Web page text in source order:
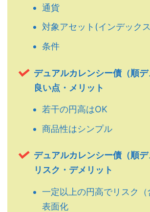
通貨
対象アセット(インデック
条件
デュアルカレンシー債（順
良い点・メリット
若干の円高はOK
商品性はシンプル
デュアルカレンシー債（順
リスク・デメリット
一定以上の円高でリスク
表面化